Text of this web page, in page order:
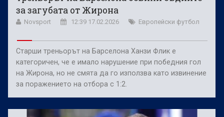
за загубата от Жирона
Novsport 12:39 17.02.2026 Европейски футбол
Старши треньорът на Барселона Ханзи Флик е
категоричен, че е имало нарушение при победния гол
на Жирона, но не смята да го използва като извинение
за поражението на отбора с 1:2.